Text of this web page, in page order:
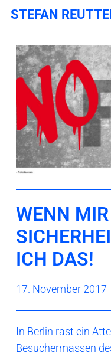
STEFAN
WENN
ICH DAS!
17. November 2017
In Berlin rast ein
Besuchermassen